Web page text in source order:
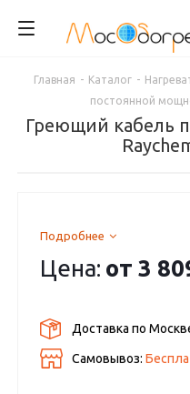
Главная - Каталог -
постоянной
Греющий кабель
Подробнее
Цена: от3
Доставка по
Самовывоз: